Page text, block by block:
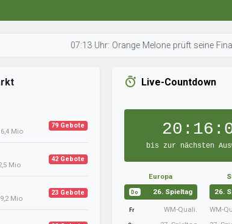
07:13 Uhr: Orange Melone prüft seine Finanzen.
Mio
79 Gebote
Mio
42 Gebote
Mio
23 Gebote
Live-Countdown
bis zur nächsten
Europa
Do 26. Spieltag
Fr WM-Quali.
26.
WM-